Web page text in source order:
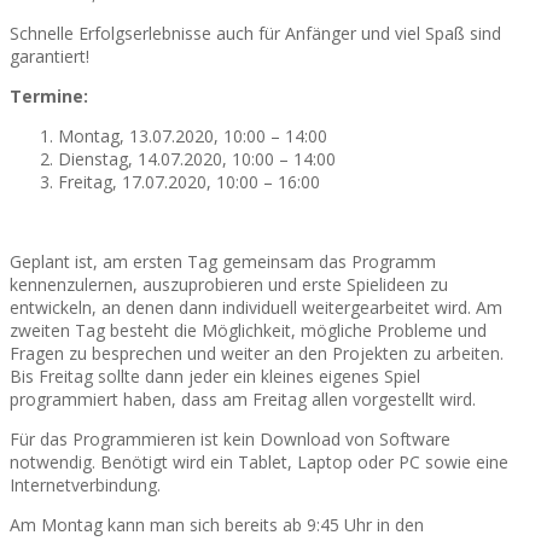
Schnelle Erfolgserlebnisse auch für Anfänger und viel Spaß sind
garantiert!
Termine:
Montag, 13.07.2020, 10:00 – 14:00
Dienstag, 14.07.2020, 10:00 – 14:00
Freitag, 17.07.2020, 10:00 – 16:00
Geplant ist, am ersten Tag gemeinsam das Programm
kennenzulernen, auszuprobieren und erste Spielideen zu
entwickeln, an denen dann individuell weitergearbeitet wird. Am
zweiten Tag besteht die Möglichkeit, mögliche Probleme und
Fragen zu besprechen und weiter an den Projekten zu arbeiten.
Bis Freitag sollte dann jeder ein kleines eigenes Spiel
programmiert haben, dass am Freitag allen vorgestellt wird.
Für das Programmieren ist kein Download von Software
notwendig. Benötigt wird ein Tablet, Laptop oder PC sowie eine
Internetverbindung.
Am Montag kann man sich bereits ab 9:45 Uhr in den